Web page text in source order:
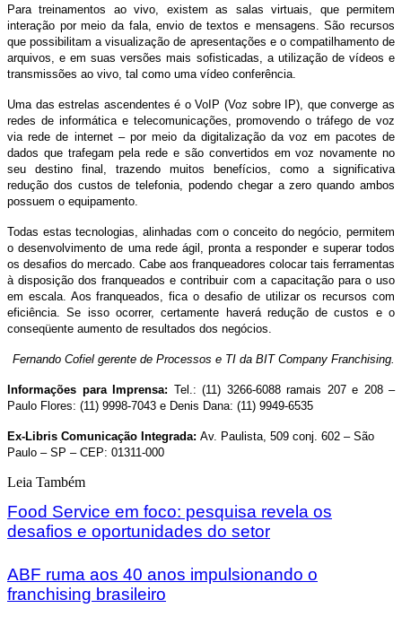
Para treinamentos ao vivo, existem as salas virtuais, que permitem
interação por meio da fala, envio de textos e mensagens. São recursos
que possibilitam a visualização de apresentações e o compatilhamento de
arquivos, e em suas versões mais sofisticadas, a utilização de vídeos e
transmissões ao vivo, tal como uma vídeo conferência.
Uma das estrelas ascendentes é o VoIP (Voz sobre IP), que converge as
redes de informática e telecomunicações, promovendo o tráfego de voz
via rede de internet – por meio da digitalização da voz em pacotes de
dados que trafegam pela rede e são convertidos em voz novamente no
seu destino final, trazendo muitos benefícios, como a significativa
redução dos custos de telefonia, podendo chegar a zero quando ambos
possuem o equipamento.
Todas estas tecnologias, alinhadas com o conceito do negócio, permitem
o desenvolvimento de uma rede ágil, pronta a responder e superar todos
os desafios do mercado. Cabe aos franqueadores colocar tais ferramentas
à disposição dos franqueados e contribuir com a capacitação para o uso
em escala. Aos franqueados, fica o desafio de utilizar os recursos com
eficiência. Se isso ocorrer, certamente haverá redução de custos e o
conseqüente aumento de resultados dos negócios.
Fernando Cofiel gerente de Processos e TI da BIT Company Franchising.
Informações para Imprensa: Tel.: (11) 3266-6088 ramais 207 e 208 –
Paulo Flores: (11) 9998-7043 e Denis Dana: (11) 9949-6535
Ex-Libris Comunicação Integrada: Av. Paulista, 509 conj. 602 – São
Paulo – SP – CEP: 01311-000
Leia Também
Food Service em foco: pesquisa revela os
desafios e oportunidades do setor
ABF ruma aos 40 anos impulsionando o
franchising brasileiro